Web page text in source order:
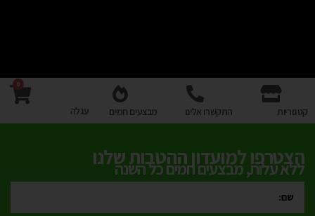
קטגוריות התקשרו אלינו מבצעים חמים
0
עגלה
הצטרפו למועדון ההטבות שלנו
ללא עלות, מבצעים חמים כל השנה